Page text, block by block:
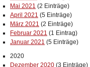
Mai 2021 (2 Einträge)
April 2021 (5 Einträge)
März 2021 (2 Einträge)
Februar 2021 (1 Eintrag)
Januar 2021 (5 Einträge)
2020
Dezember 2020 (3 Einträge)